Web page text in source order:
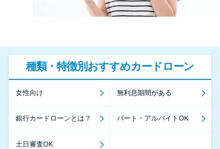
種類・特徴別おすすめカードローン
女性向け 無利息期間がある
銀行カードローンとは？ パート・アルバイトOK
土日審査OK